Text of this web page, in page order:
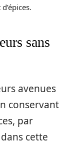
sans
avenues
conservant
par
cette